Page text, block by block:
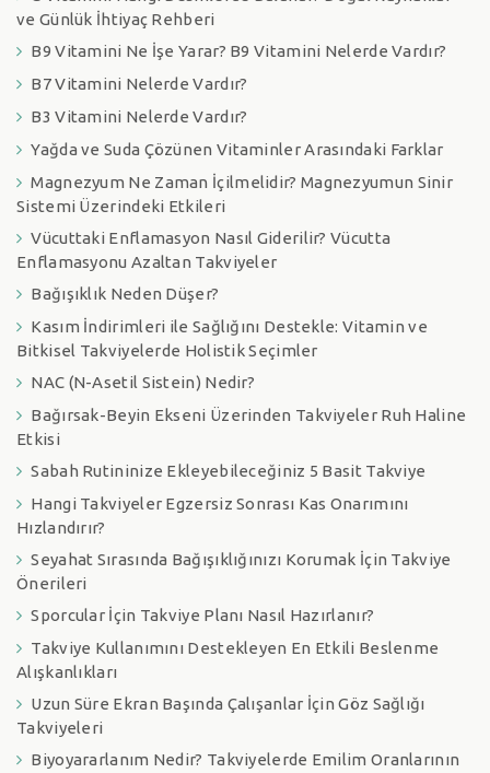
ve Günlük İhtiyaç Rehberi
B9 Vitamini Ne İşe Yarar? B9 Vitamini Nelerde Vardır?
B7 Vitamini Nelerde Vardır?
B3 Vitamini Nelerde Vardır?
Yağda ve Suda Çözünen Vitaminler Arasındaki Farklar
Magnezyum Ne Zaman İçilmelidir? Magnezyumun Sinir
Sistemi Üzerindeki Etkileri
Vücuttaki Enflamasyon Nasıl Giderilir? Vücutta
Enflamasyonu Azaltan Takviyeler
Bağışıklık Neden Düşer?
Kasım İndirimleri ile Sağlığını Destekle: Vitamin ve
Bitkisel Takviyelerde Holistik Seçimler
NAC (N-Asetil Sistein) Nedir?
Bağırsak-Beyin Ekseni Üzerinden Takviyeler Ruh Haline
Etkisi
Sabah Rutininize Ekleyebileceğiniz 5 Basit Takviye
Hangi Takviyeler Egzersiz Sonrası Kas Onarımını
Hızlandırır?
Seyahat Sırasında Bağışıklığınızı Korumak İçin Takviye
Önerileri
Sporcular İçin Takviye Planı Nasıl Hazırlanır?
Takviye Kullanımını Destekleyen En Etkili Beslenme
Alışkanlıkları
Uzun Süre Ekran Başında Çalışanlar İçin Göz Sağlığı
Takviyeleri
Biyoyararlanım Nedir? Takviyelerde Emilim Oranlarının